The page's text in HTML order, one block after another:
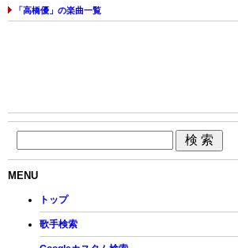
「高橋優」の楽曲一覧
MENU
トップ
歌手検索